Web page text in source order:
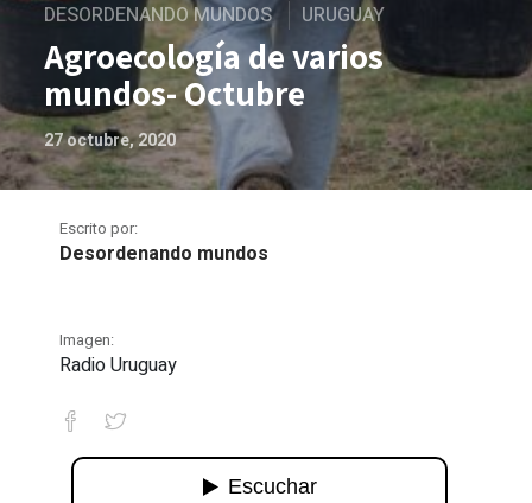
DESORDENANDO MUNDOS URUGUAY
Agroecología de varios
mundos- Octubre
27 octubre, 2020
Escrito por:
Desordenando mundos
Imagen:
Radio Uruguay
Agroecología de varios mundos-